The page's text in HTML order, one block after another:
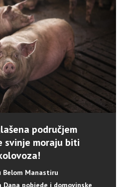
područjem
svinje moraju biti
Belom Manastiru
Dana pobjede i domovinske